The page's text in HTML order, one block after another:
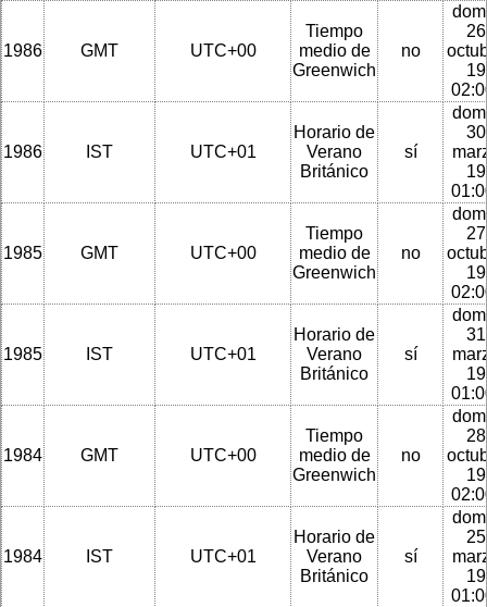
1986 GMT UTC+00
Tiempo
medio de
Greenwich
no
1986 IST UTC+01
Horario de
Verano
Británico
sí
1985 GMT UTC+00
Tiempo
medio de
Greenwich
no
1985 IST UTC+01
Horario de
Verano
Británico
sí
1984 GMT UTC+00
Tiempo
medio de
Greenwich
no
1984 IST UTC+01
Horario de
Verano
Británico
sí